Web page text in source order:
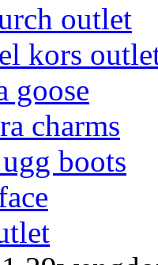
outlet
kors
goose
charms
boots